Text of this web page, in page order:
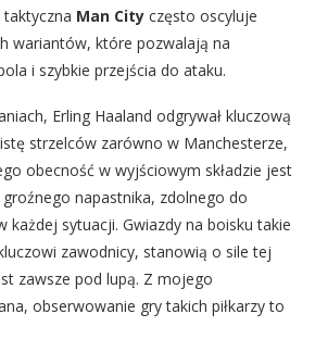
Man City często oscyluje
wariantów, które pozwalają na
i szybkie przejścia do ataku.
Erling Haaland odgrywał kluczową
strzelców zarówno w Manchesterze,
obecność w wyjściowym składzie jest
napastnika, zdolnego do
każdej sytuacji. Gwiazdy na boisku takie
zawodnicy, stanowią o sile tej
zawsze pod lupą. Z mojego
obserwowanie gry takich piłkarzy to